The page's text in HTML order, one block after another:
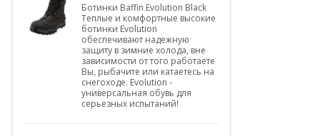
Ботинки Baffin Evolution Black
Теплые и комфортные высокие
ботинки Evolution
обеспечивают надежную
защиту в зимние холода, вне
зависимости от того работаете
Вы, рыбачите или катаетесь на
снегоходе. Evolution -
универсальная обувь для
серьезных испытаний!